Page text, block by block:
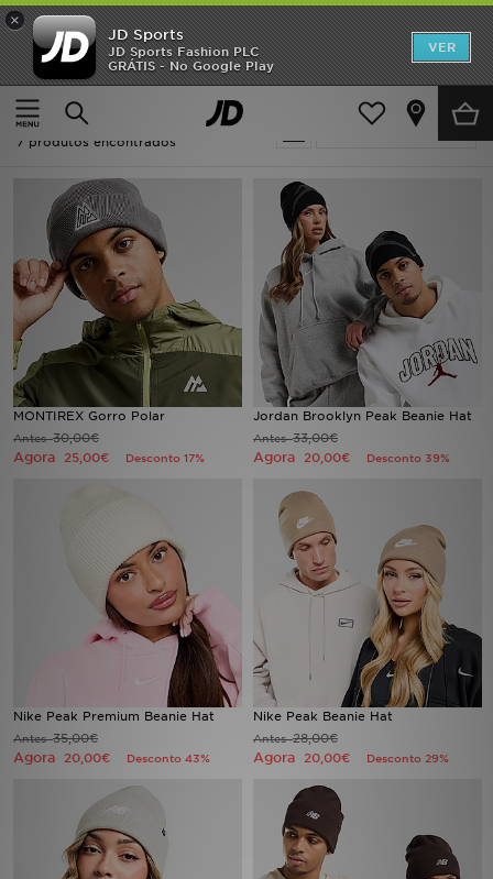
×
JD Sports
JD Sports Fashion PLC
GRÁTIS - No Google Play
VER
Página principal
Homem Acessórios de Homem Gorros
Actualizar a pesquisa
Oferta | Homem - Gorros
7 produtos encontrados
MONTIREX Gorro Polar
Antes30,00€
Agora 25,00€ Desconto 17%
Jordan Brooklyn Peak Beanie Hat
Antes33,00€
Agora 20,00€ Desconto 39%
Nike Peak Premium Beanie Hat
Antes35,00€
Agora 20,00€ Desconto 43%
Nike Peak Beanie Hat
Antes28,00€
Agora 20,00€ Desconto 29%
INÍCIO
Promoções
NOVIDADES
HOMEM
MULHER
CRIANÇA
ESTILO
DESPORTO
FUTEBOL JD
LOCALIZADOR DE LOJAS
MENSAGENS
SUBSCREVE
ESTADO DO TEU PEDIDO
ATENÇÃO AO CLIENTE